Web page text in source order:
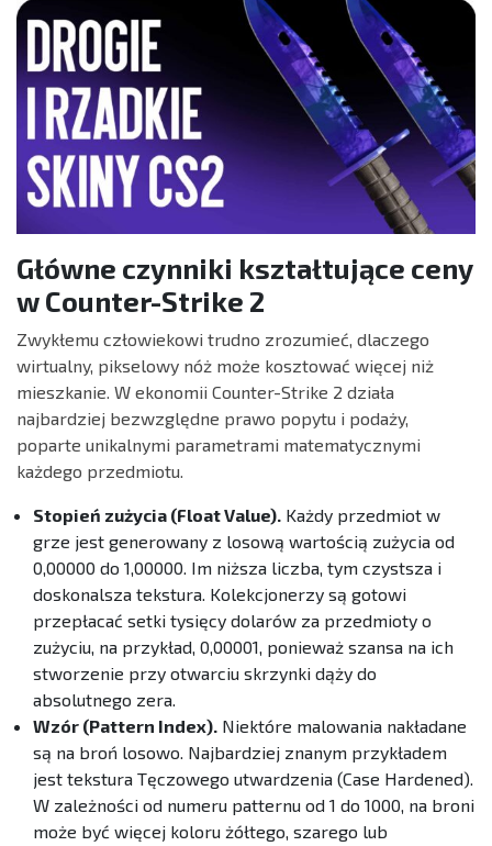
Główne czynniki kształtujące ceny
w Counter-Strike 2
Zwykłemu człowiekowi trudno zrozumieć, dlaczego
wirtualny, pikselowy nóż może kosztować więcej niż
mieszkanie. W ekonomii Counter-Strike 2 działa
najbardziej bezwzględne prawo popytu i podaży,
poparte unikalnymi parametrami matematycznymi
każdego przedmiotu.
Stopień zużycia (Float Value). Każdy przedmiot w
grze jest generowany z losową wartością zużycia od
0,00000 do 1,00000. Im niższa liczba, tym czystsza i
doskonalsza tekstura. Kolekcjonerzy są gotowi
przepłacać setki tysięcy dolarów za przedmioty o
zużyciu, na przykład, 0,00001, ponieważ szansa na ich
stworzenie przy otwarciu skrzynki dąży do
absolutnego zera.
Wzór (Pattern Index). Niektóre malowania nakładane
są na broń losowo. Najbardziej znanym przykładem
jest tekstura Tęczowego utwardzenia (Case Hardened).
W zależności od numeru patternu od 1 do 1000, na broni
może być więcej koloru żółtego, szarego lub